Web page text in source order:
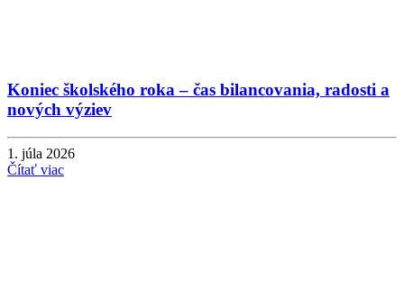
Koniec školského roka – čas bilancovania, radosti a
nových výziev
1. júla 2026
Čítať viac